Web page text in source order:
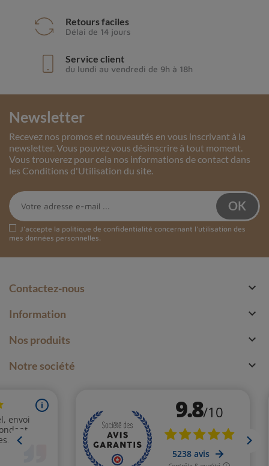
Retours faciles
Délai de 14 jours
Service client
du lundi au vendredi de 9h à 18h
Newsletter
Recevez nos promos et nouveautés en vous inscrivant à la
newsletter. Vous pouvez vous désinscrire à tout moment.
Vous trouverez pour cela nos informations de contact dans
les Conditions d'Utilisation du site.
J'accepte la politique de confidentialité concernant l'utilisation des
mes données personnelles.
Contactez-nous 
Information 
Nos produits 
Notre société 